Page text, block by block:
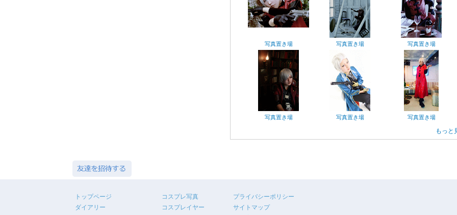
写真置き場 写真置き場 写真置き場
写真置き場 写真置き場 写真置き場
もっと
トップページ
ダイアリー
コスプレ写真
コスプレイヤー
プライバシーポリシー
サイトマップ